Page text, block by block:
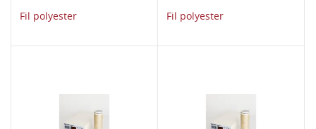
Fil polyester Fil polyester